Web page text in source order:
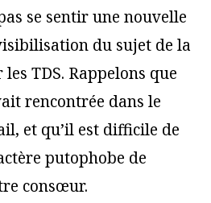
se sentir une nouvelle
du sujet de la
TDS. Rappelons que
rencontrée dans le
et qu’il est difficile de
putophobe de
consœur.